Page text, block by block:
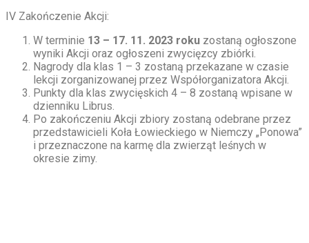
IV Zakończenie Akcji:
W terminie 13 – 17. 11. 2023 roku zostaną ogłoszone
wyniki Akcji oraz ogłoszeni zwycięzcy zbiórki.
Nagrody dla klas 1 – 3 zostaną przekazane w czasie
lekcji zorganizowanej przez Współorganizatora Akcji.
Punkty dla klas zwycięskich 4 – 8 zostaną wpisane w
dzienniku Librus.
Po zakończeniu Akcji zbiory zostaną odebrane przez
przedstawicieli Koła Łowieckiego w Niemczy „Ponowa”
i przeznaczone na karmę dla zwierząt leśnych w
okresie zimy.